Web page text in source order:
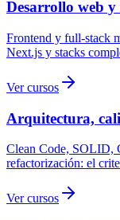
Desarrollo web
Frontend y full-stack
Next.js y stacks
Ver cursos
Arquitectura,
Clean Code, SOLID,
refactorización: el
Ver cursos